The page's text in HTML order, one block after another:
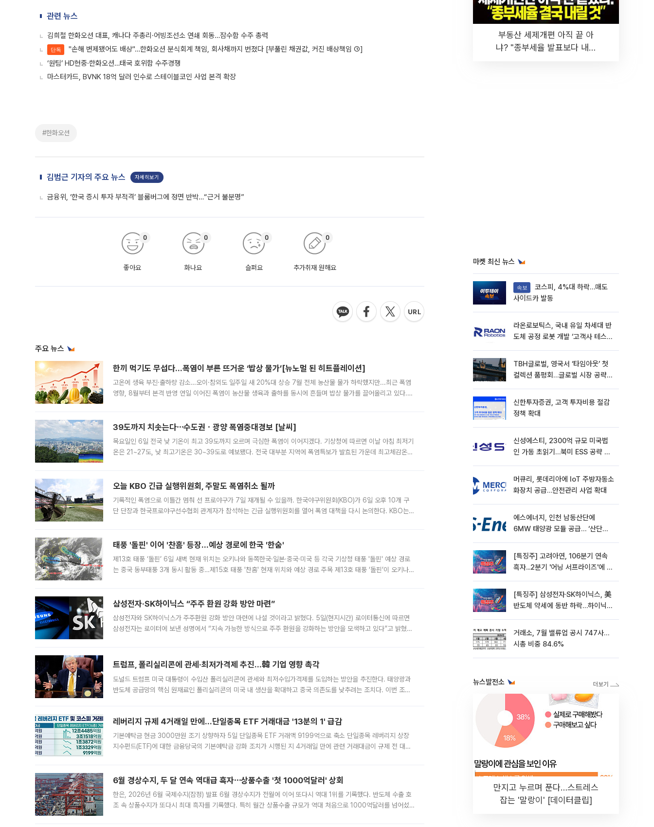
관련 뉴스
김희철 한화오션 대표, 캐나다 주총리·어빙조선소 연쇄 회동…잠수함 수주 총력
단독
"손해 변제됐어도 배상"…한화오션 분식회계 책임, 회사채까지 번졌다 [부풀린 채권값, 커진 배상책임 ①]
‘원팀’ HD현중·한화오션…태국 호위함 수주경쟁
마스터카드, BVNK 18억 달러 인수로 스테이블코인 사업 본격 확장
#한화오션
김범근 기자의 주요 뉴스 자세히보기
금융위, ‘한국 증시 투자 부적격’ 블룸버그에 정면 반박…“근거 불분명”
좋아요
0
화나요
0
슬퍼요
0
추가취재 원해요
0
주요 뉴스
한끼 먹기도 무섭다...폭염이 부른 뜨거운 ‘밥상 물가’[뉴노멀 된 히트플레이션]
고온에 생육 부진·출하량 감소…오이·참외도 일주일 새 20%대 상승 7월 전체 농산물 물가 하락했지만...최근 폭염
영향, 8월부터 본격 반영 연일 이어진 폭염이 농산물 생육과 출하를 동시에 흔들며 밥상 물가를 끌어올리고 있다.
39도까지 치솟는다⋯수도권ㆍ광양 폭염중대경보 [날씨]
목요일인 6일 전국 낮 기온이 최고 39도까지 오르며 극심한 폭염이 이어지겠다. 기상청에 따르면 이날 아침 최저기
온은 21~27도, 낮 최고기온은 30~39도로 예보됐다. 전국 대부분 지역에 폭염특보가 발효된 가운데 최고체감온도
오늘 KBO 긴급 실행위원회, 주말도 폭염취소 될까
기록적인 폭염으로 이틀간 멈춰 선 프로야구가 7일 재개될 수 있을까. 한국야구위원회(KBO)가 6일 오후 10개 구
단 단장과 한국프로야구선수협회 관계자가 참석하는 긴급 실행위원회를 열어 폭염 대책을 다시 논의한다. KBO는
태풍 '돌핀' 이어 '찬홈' 등장…예상 경로에 한국 '한숨'
제13호 태풍 ‘돌핀’ 6일 새벽 현재 위치는 오키나와 동쪽한국·일본·중국·미국 등 각국 기상청 태풍 '돌핀' 예상 경로
는 중국 동부태풍 3개 동시 활동 중…제15호 태풍 '찬홈' 현재 위치와 예상 경로 주목 제13호 태풍 ‘돌핀’이 오키나와
삼성전자·SK하이닉스 “주주 환원 강화 방안 마련”
삼성전자와 SK하이닉스가 주주환원 강화 방안 마련에 나설 것이라고 밝혔다. 5일(현지시간) 로이터통신에 따르면
삼성전자는 로이터에 보낸 성명에서 “지속 가능한 방식으로 주주 환원을 강화하는 방안을 모색하고 있다”고 밝혔다.
트럼프, 폴리실리콘에 관세·최저가격제 추진…韓 기업 영향 촉각
도널드 트럼프 미국 대통령이 수입산 폴리실리콘에 관세와 최저수입가격제를 도입하는 방안을 추진한다. 태양광과
반도체 공급망의 핵심 원재료인 폴리실리콘의 미국 내 생산을 확대하고 중국 의존도를 낮추려는 조치다. 이번 조처
레버리지 규제 4거래일 만에…단일종목 ETF 거래대금 '13분의 1' 급감
기본예탁금 현금 3000만원 조기 상향하자 5일 단일종목 ETF 거래액 9199억으로 축소 단일종목 레버리지 상장
지수펀드(ETF)에 대한 금융당국의 기본예탁금 강화 조치가 시행된 지 4거래일 만에 관련 거래대금이 규제 전 대비
6월 경상수지, 두 달 연속 역대급 흑자⋯상품수출 '첫 1000억달러' 상회
한은, 2026년 6월 국제수지(잠정) 발표 6월 경상수지가 전월에 이어 또다시 역대 1위를 기록했다. 반도체 수출 호
조 속 상품수지가 또다시 최대 흑자를 기록했다. 특히 월간 상품수출 규모가 역대 처음으로 1000억달러를 넘어섰
부동산 세제개편 아직 끝 아
냐? "종부세율 발표보다 내릴
마켓 최신 뉴스
속보
사이드카 발동
라온로보틱스, 국내 유일 차세대 반
도체 공정 로봇 개발 ‘고객사 테스트
TBH글로벌, 영국서 ‘타임아웃’ 첫
컬렉션 품평회…글로벌 시장 공략
신한투자증권, 고객 투자비용 절감
정책 확대
신성에스티, 2300억 규모 미국법
인 가동 초읽기…북미 ESS 공략 본
머큐리, 롯데리아에 IoT 주방자동소
화장치 공급…안전관리 사업 확대
에스에너지, 인천 남동산단에
6MW 태양광 모듈 공급… ‘산단
[특징주] 고려아연, 106분기 연속
흑자...2분기 '어닝 서프라이즈'에 장
[특징주] 삼성전자·SK하이닉스, 美
반도체 약세에 동반 하락…하이닉스
거래소, 7월 밸류업 공시 747사…
시총 비중 84.6%
뉴스발전소
만지고 누르며 푼다…스트레스
잡는 '말랑이' [데이터클립]